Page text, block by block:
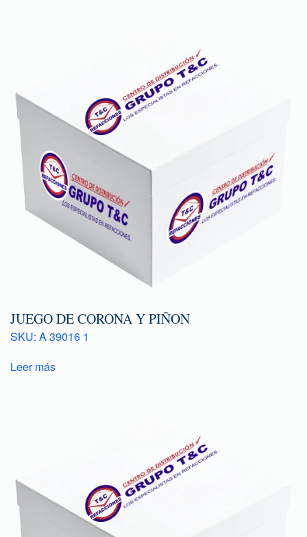
JUEGO DE CORONA Y PIÑON
SKU: A 39016 1
Leer más